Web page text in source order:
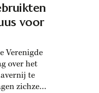
voor
Verenigde
over het
te
zichzelf